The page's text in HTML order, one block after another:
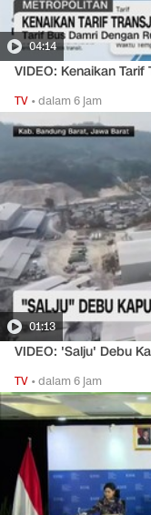
04:14
VIDEO: Kenaikan
TV •dalam 6 jam
01:13
VIDEO: 'Salju' Debu
TV •dalam 6 jam